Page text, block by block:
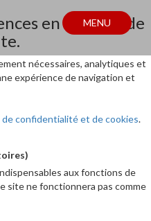
en matière de
nécessaires, analytiques et
expérience de navigation et
confidentialité et de cookies.
aux fonctions de
site ne fonctionnera pas comme
MENU